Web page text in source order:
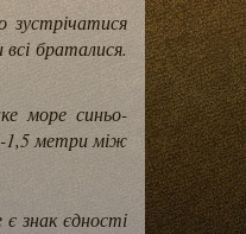
зустрічатися
браталися.
море синьо-
1,5 метри між
знак єдності